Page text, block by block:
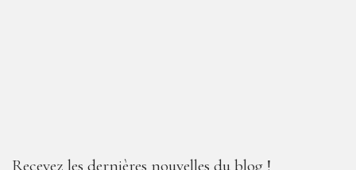
Recevez les dernières nouvelles du blog !